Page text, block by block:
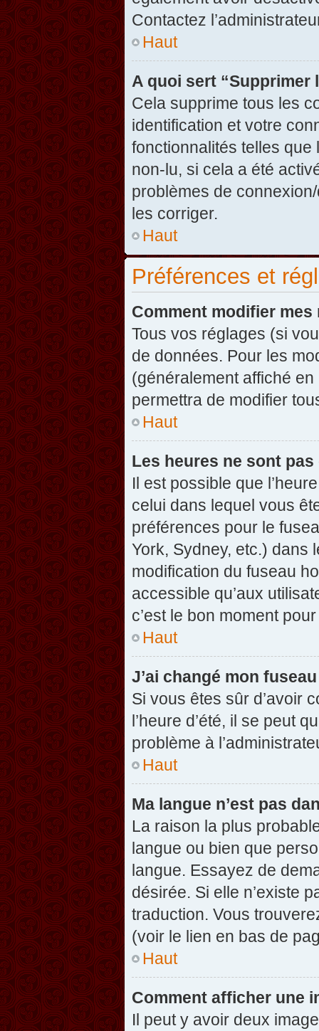
Contactez
Haut
A quoi sert “Supprimer
Cela supprime tous les
identification et votre
fonctionnalités telles que
non-lu, si cela a été
problèmes de
les corriger.
Haut
Préférences et
Comment modifier mes
Tous vos réglages (si
de données. Pour les
(généralement affiché
permettra de modifier
Haut
Les heures ne sont
Il est possible que
celui dans lequel vous
préférences pour le
York, Sydney, etc.) dans
modification du fuseau
accessible qu’aux
c’est le bon moment
Haut
J’ai changé mon
Si vous êtes sûr d’avoir
l’heure d’été, il se peut
problème à
Haut
Ma langue n’est pas
La raison la plus
langue ou bien que
langue. Essayez de
désirée. Si elle n’existe
traduction. Vous
(voir le lien en bas de
Haut
Comment afficher une
Il peut y avoir deux